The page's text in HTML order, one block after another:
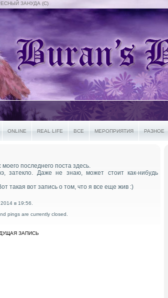
ЗАНУДА (С)
ONLINE REAL LIFE ВСЕ МЕРОПРИЯТИЯ РАЗНОЕ
последнего поста здесь.
затекло. Даже не знаю, может стоит как-нибудь
такая вот запись о том, что я все еще жив :)
в 19:56.
pings are currently closed.
ЗАПИСЬ